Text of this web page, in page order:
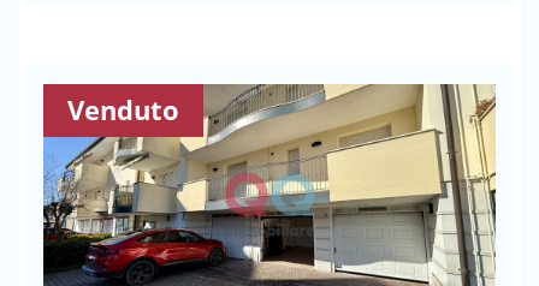
Venduto